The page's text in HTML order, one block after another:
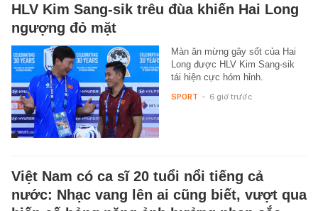
HLV Kim Sang-sik trêu đùa khiến Hai Long
ngượng đỏ mặt
Màn ăn mừng gây sốt của Hai
Long được HLV Kim Sang-sik
tái hiện cực hóm hỉnh.
SPORT - 6 giờ trước
Việt Nam có ca sĩ 20 tuổi nổi tiếng cả
nước: Nhạc vang lên ai cũng biết, vượt qua